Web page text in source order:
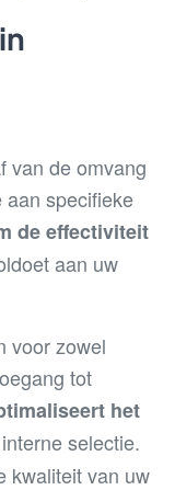
van de omvang
specifieke
de effectiviteit
aan uw
voor zowel
tot
het
selectie.
kwaliteit van uw